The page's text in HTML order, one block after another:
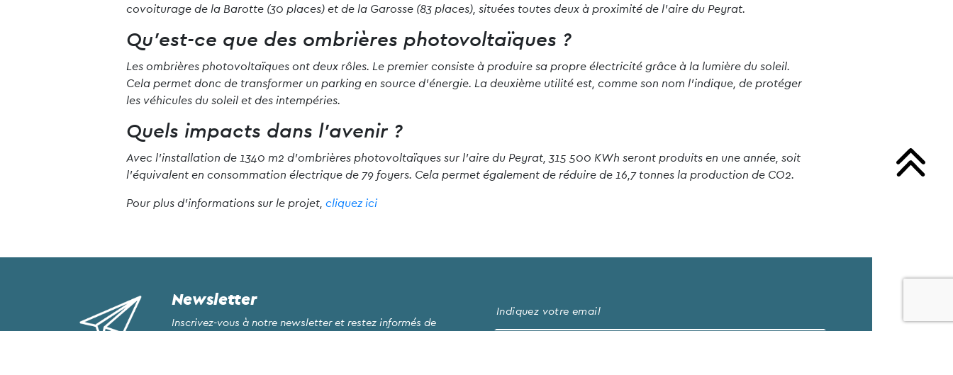
covoiturage de la Barotte (30 places) et de la Garosse (83 places), situées toutes deux à proximité de l’aire du Peyrat.
Qu’est-ce que des ombrières photovoltaïques ?
Les ombrières photovoltaïques ont deux rôles. Le premier consiste à produire sa propre électricité grâce à la lumière du soleil.
Cela permet donc de transformer un parking en source d’énergie. La deuxième utilité est, comme son nom l’indique, de protéger
les véhicules du soleil et des intempéries.
Quels impacts dans l’avenir ?
Avec l’installation de 1340 m2 d’ombrières photovoltaïques sur l’aire du Peyrat, 315 500 KWh seront produits en une année, soit
l’équivalent en consommation électrique de 79 foyers. Cela permet également de réduire de 16,7 tonnes la production de CO2.
Pour plus d’informations sur le projet,cliquez ici
Newsletter
Inscrivez-vous à notre newsletter et restez informés de